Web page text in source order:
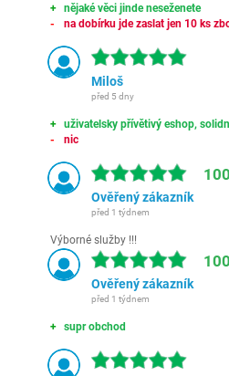
nějaké věci jinde neseženete
na dobírku jde zaslat jen 10 ks
Miloš
před 5 dny
uživatelsky přívětivý eshop,
nic
Ověřený zákazník
před 1 týdnem
Výborné služby !!!
Ověřený zákazník
před 1 týdnem
supr obchod